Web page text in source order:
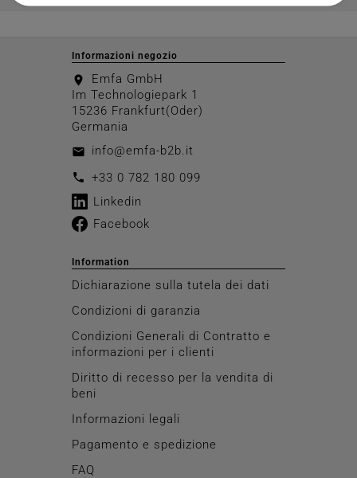
Informazioni negozio
location_on
Emfa GmbH
Im Technologiepark 1
15236 Frankfurt(Oder)
Germania
email info@emfa-b2b.it
call +33 0 782 180 099
Linkedin
Facebook
Information
Dichiarazione sulla tutela dei dati
Condizioni di garanzia
Condizioni Generali di Contratto e
informazioni per i clienti
Diritto di recesso per la vendita di
beni
Informazioni legali
Pagamento e spedizione
FAQ